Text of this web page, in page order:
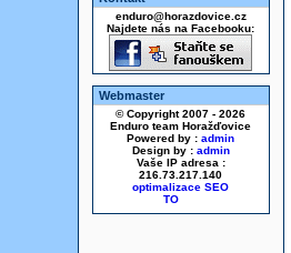
enduro@horazdovice.cz
Najdete nás na Facebooku:
Webmaster
© Copyright 2007 - 2026
Enduro team Horažďovice
Powered by : admin
Design by : admin
Vaše IP adresa :
216.73.217.140
optimalizace SEO